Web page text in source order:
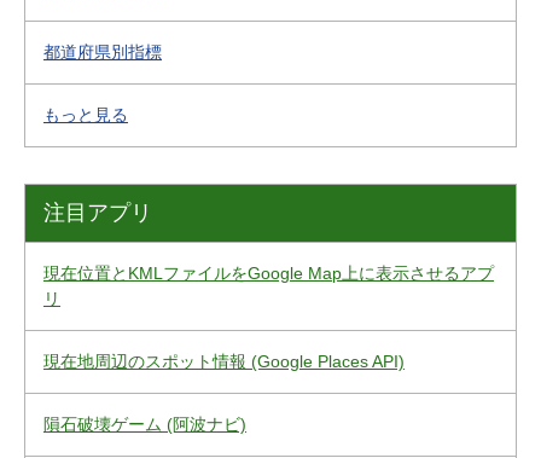
都道府県別指標
もっと見る
注目アプリ
現在位置とKMLファイルをGoogle Map上に表示させるアプ
リ
現在地周辺のスポット情報 (Google Places API)
隕石破壊ゲーム (阿波ナビ)